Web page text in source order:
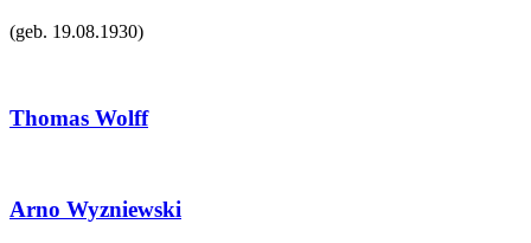
(geb. 19.08.1930)
Thomas Wolff
Arno Wyzniewski